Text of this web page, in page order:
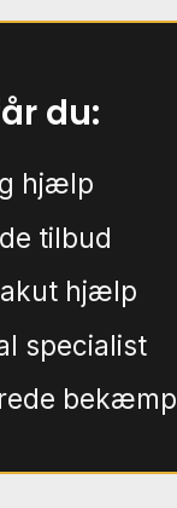
du:
hjælp
tilbud
hjælp
specialist